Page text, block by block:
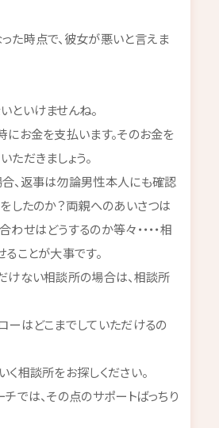
た時点で、彼女が悪いと言えま
といけませんね。
にお金を支払います。そのお金を
だきましょう。
、返事は勿論男性本人にも確認
したのか？両親へのあいさつは
せはどうするのか等々・・・・相
ことが大事です。
けない相談所の場合は、相談所
ーはどこまでしていただけるの
く相談所をお探しください。
では、その点のサポートばっちり